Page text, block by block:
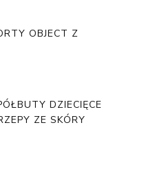
OBJECT Z
DZIECIĘCE
ZE SKÓRY